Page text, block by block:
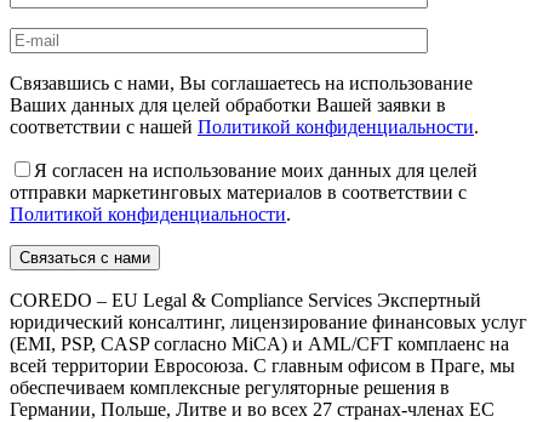
Связавшись с нами, Вы соглашаетесь на использование
Ваших данных для целей обработки Вашей заявки в
соответствии с нашей Политикой конфиденциальности.
Я согласен на использование моих данных для целей
отправки маркетинговых материалов в соответствии с
Политикой конфиденциальности.
COREDO – EU Legal & Compliance Services Экспертный
юридический консалтинг, лицензирование финансовых услуг
(EMI, PSP, CASP согласно MiCA) и AML/CFT комплаенс на
всей территории Евросоюза. С главным офисом в Праге, мы
обеспечиваем комплексные регуляторные решения в
Германии, Польше, Литве и во всех 27 странах-членах ЕС